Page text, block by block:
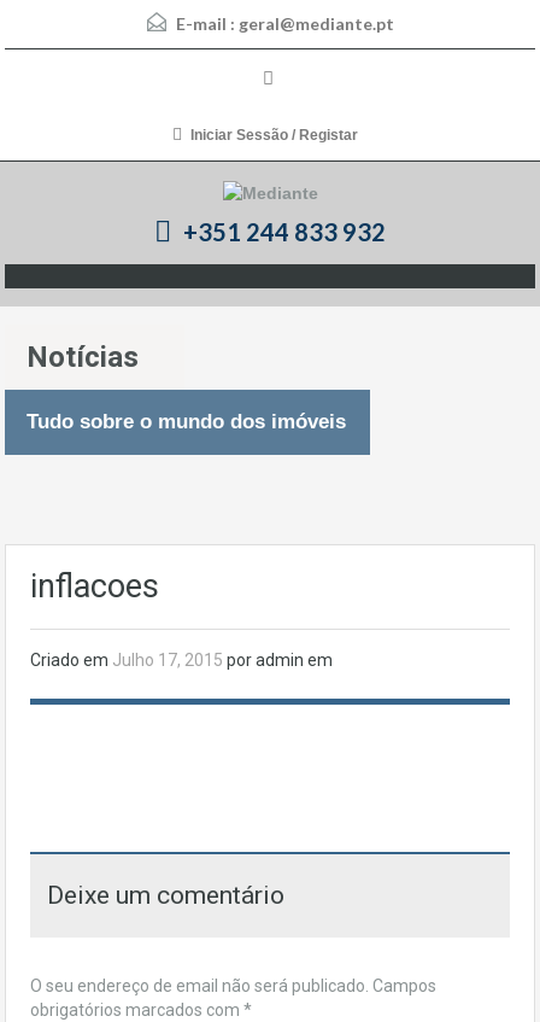
E-mail : geral@mediante.pt
Iniciar Sessão / Registar
+351 244 833 932
Notícias
Tudo sobre o mundo dos imóveis
inflacoes
Criado em Julho 17, 2015 por admin em
Deixe um comentário
O seu endereço de email não será publicado. Campos
obrigatórios marcados com *